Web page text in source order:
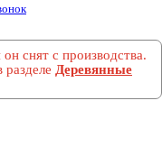
снят с производства.
Деревянные